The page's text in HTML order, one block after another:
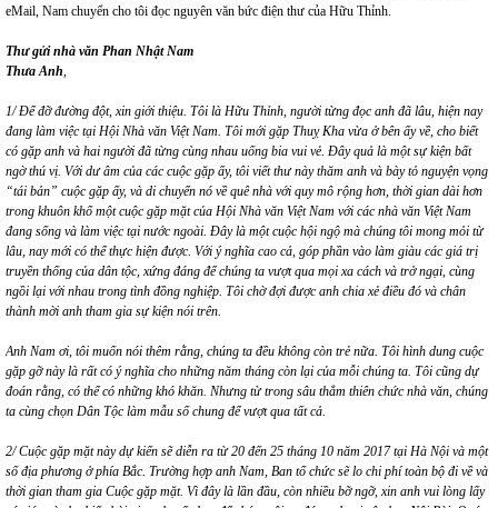
eMail, Nam chuyển cho tôi đọc nguyên văn bức điện thư của Hữu Thỉnh.
Thư gửi nhà văn Phan Nhật Nam
Thưa Anh
1/ Để đỡ đường đột, xin giới thiệu. Tôi là Hữu Thỉnh, người từng đọc anh đã lâu, hiện nay
đang làm việc tại Hội Nhà văn Việt Nam. Tôi mới gặp Thuỵ Kha vừa ở bên ấy về, cho biết
có gặp anh và hai người đã từng cùng nhau uống bia vui vẻ. Đây quả là một sự kiện bất
ngờ thú vị. Với dư âm của các cuộc gặp ấy, tôi viết thư này thăm anh và bày tỏ nguyện vọng
“tái bản” cuộc gặp ấy, và di chuyển nó về quê nhà với quy mô rộng hơn, thời gian dài hơn
trong khuôn khổ một cuộc gặp mặt của Hội Nhà văn Việt Nam với các nhà văn Việt Nam
đang sống và làm việc tại nước ngoài. Đây là một cuộc hội ngộ mà chúng tôi mong mỏi từ
lâu, nay mới có thể thực hiện được. Với ý nghĩa cao cả, góp phần vào làm giàu các giá trị
truyền thống của dân tộc, xứng đáng để chúng ta vượt qua mọi xa cách và trở ngại, cùng
ngồi lại với nhau trong tình đồng nghiệp. Tôi chờ đợi được anh chia xẻ điều đó và chân
thành mời anh tham gia sự kiện nói trên.
Anh Nam ơi, tôi muốn nói thêm rằng, chúng ta đều không còn trẻ nữa. Tôi hình dung cuộc
gặp gỡ này là rất có ý nghĩa cho những năm tháng còn lại của mỗi chúng ta. Tôi cũng dự
đoán rằng, có thể có những khó khăn. Nhưng từ trong sâu thẳm thiên chức nhà văn, chúng
ta cùng chọn Dân Tộc làm mẫu số chung để vượt qua tất cả.
2/ Cuộc gặp mặt này dự kiến sẽ diễn ra từ 20 đến 25 tháng 10 năm 2017 tại Hà Nội và một
số địa phương ở phía Bắc. Trường hợp anh Nam, Ban tổ chức sẽ lo chi phí toàn bộ đi về và
thời gian tham gia Cuộc gặp mặt. Vì đây là lần đầu, còn nhiều bỡ ngỡ, xin anh vui lòng lấy